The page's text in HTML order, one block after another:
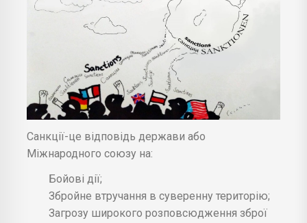
Санкції-це відповідь держави або
Міжнародного союзу на:
Бойові дії;
Збройне втручання в суверенну територію;
Загрозу широкого розповсюдження зброї